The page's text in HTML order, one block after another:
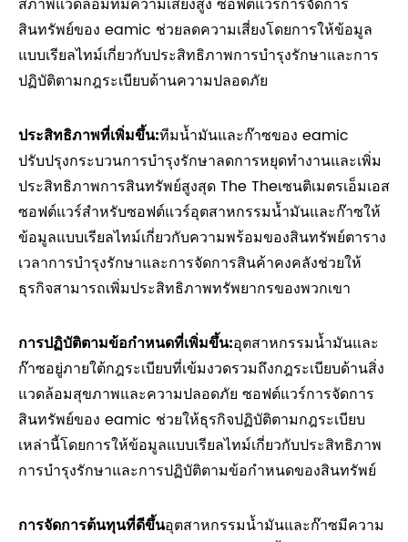
สินทรัพย์ของ eamic ช่วยลดความเสี่ยงโดยการให้ข้อมูล
แบบเรียลไทม์เกี่ยวกับประสิทธิภาพการบำรุงรักษาและการ
ปฏิบัติตามกฎระเบียบด้านความปลอดภัย
ประสิทธิภาพที่เพิ่มขึ้น:ทีมน้ำมันและก๊าซของ eamic
ปรับปรุงกระบวนการบำรุงรักษาลดการหยุดทำงานและเพิ่ม
ประสิทธิภาพการสินทรัพย์สูงสุด The Theเซนติเมตรเอ็มเอส
ซอฟต์แวร์สำหรับซอฟต์แวร์อุตสาหกรรมน้ำมันและก๊าซให้
ข้อมูลแบบเรียลไทม์เกี่ยวกับความพร้อมของสินทรัพย์ตาราง
เวลาการบำรุงรักษาและการจัดการสินค้าคงคลังช่วยให้
ธุรกิจสามารถเพิ่มประสิทธิภาพทรัพยากรของพวกเขา
การปฏิบัติตามข้อกำหนดที่เพิ่มขึ้น:อุตสาหกรรมน้ำมันและ
ก๊าซอยู่ภายใต้กฎระเบียบที่เข้มงวดรวมถึงกฎระเบียบด้านสิ่ง
แวดล้อมสุขภาพและความปลอดภัย ซอฟต์แวร์การจัดการ
สินทรัพย์ของ eamic ช่วยให้ธุรกิจปฏิบัติตามกฎระเบียบ
เหล่านี้โดยการให้ข้อมูลแบบเรียลไทม์เกี่ยวกับประสิทธิภาพ
การบำรุงรักษาและการปฏิบัติตามข้อกำหนดของสินทรัพย์
การจัดการต้นทุนที่ดีขึ้นอุตสาหกรรมน้ำมันและก๊าซมีความ